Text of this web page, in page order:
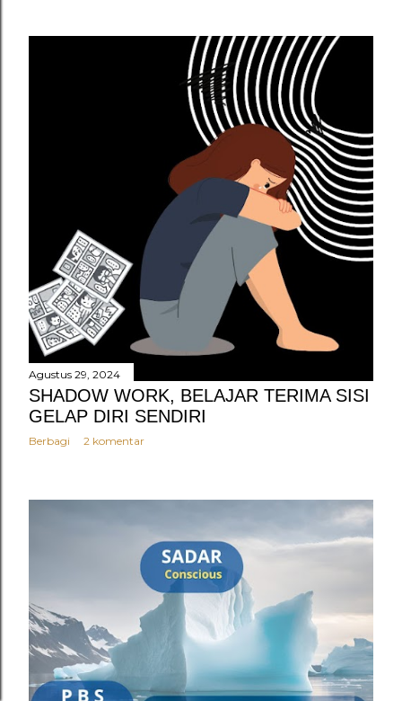
Agustus 29, 2024
SHADOW WORK, BELAJAR TERIMA SISI
GELAP DIRI SENDIRI
Berbagi 2 komentar